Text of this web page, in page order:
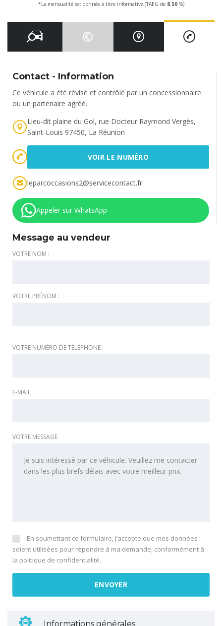
*La mensualité est donnée à titre informative (TAEG de 8.50%)
Contact - Information
Ce véhicule a été révisé et contrôlé par un concessionnaire
ou un partenaire agréé.
Lieu-dit plaine du Gol, rue Docteur Raymond Vergès,
Saint-Louis 97450, La Réunion
VOIR LE NUMÉRO
leparcoccasions2@servicecontact.fr
Appeler sur WhatsApp
Message au vendeur
VOTRE NOM :
VOTRE PRÉNOM :
VOTRE NUMÉRO DE TÉLÉPHONE :
E-MAIL :
VOTRE MESSAGE
En soumettant ce formulaire, j’accepte que mes données
soient utilisées pour répondre à ma demande, conformément à
la politique de confidentialité.
Informations générales